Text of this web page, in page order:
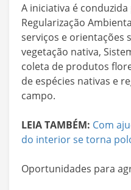
A iniciativa é
Regularização
serviços e orientações
vegetação nativa,
coleta de produtos
de espécies nativas e
campo.
LEIA TAMBÉM: Com
do interior se torna
Oportunidades para